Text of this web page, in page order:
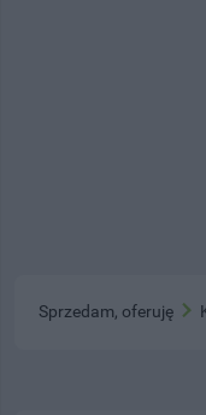
Sprzedam, oferuję